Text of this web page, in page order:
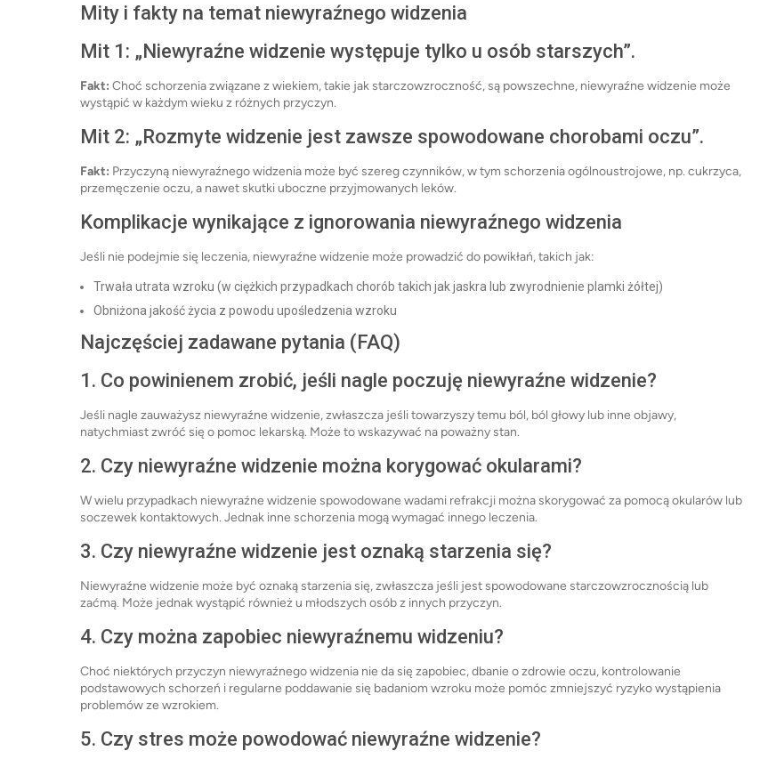
Mity i fakty na temat niewyraźnego widzenia
Mit 1: „Niewyraźne widzenie występuje tylko u osób starszych”.
Fakt: Choć schorzenia związane z wiekiem, takie jak starczowzroczność, są powszechne, niewyraźne widzenie może
wystąpić w każdym wieku z różnych przyczyn.
Mit 2: „Rozmyte widzenie jest zawsze spowodowane chorobami oczu”.
Fakt: Przyczyną niewyraźnego widzenia może być szereg czynników, w tym schorzenia ogólnoustrojowe, np. cukrzyca,
przemęczenie oczu, a nawet skutki uboczne przyjmowanych leków.
Komplikacje wynikające z ignorowania niewyraźnego widzenia
Jeśli nie podejmie się leczenia, niewyraźne widzenie może prowadzić do powikłań, takich jak:
Trwała utrata wzroku (w ciężkich przypadkach chorób takich jak jaskra lub zwyrodnienie plamki żółtej)
Obniżona jakość życia z powodu upośledzenia wzroku
Najczęściej zadawane pytania (FAQ)
1. Co powinienem zrobić, jeśli nagle poczuję niewyraźne widzenie?
Jeśli nagle zauważysz niewyraźne widzenie, zwłaszcza jeśli towarzyszy temu ból, ból głowy lub inne objawy,
natychmiast zwróć się o pomoc lekarską. Może to wskazywać na poważny stan.
2. Czy niewyraźne widzenie można korygować okularami?
W wielu przypadkach niewyraźne widzenie spowodowane wadami refrakcji można skorygować za pomocą okularów lub
soczewek kontaktowych. Jednak inne schorzenia mogą wymagać innego leczenia.
3. Czy niewyraźne widzenie jest oznaką starzenia się?
Niewyraźne widzenie może być oznaką starzenia się, zwłaszcza jeśli jest spowodowane starczowzrocznością lub
zaćmą. Może jednak wystąpić również u młodszych osób z innych przyczyn.
4. Czy można zapobiec niewyraźnemu widzeniu?
Choć niektórych przyczyn niewyraźnego widzenia nie da się zapobiec, dbanie o zdrowie oczu, kontrolowanie
podstawowych schorzeń i regularne poddawanie się badaniom wzroku może pomóc zmniejszyć ryzyko wystąpienia
problemów ze wzrokiem.
5. Czy stres może powodować niewyraźne widzenie?